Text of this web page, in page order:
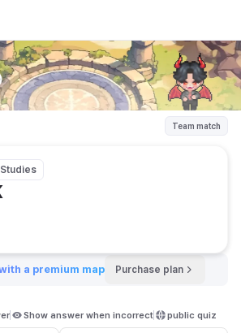
Team match
a premium map Purchase plan
Show answer when incorrect public quiz